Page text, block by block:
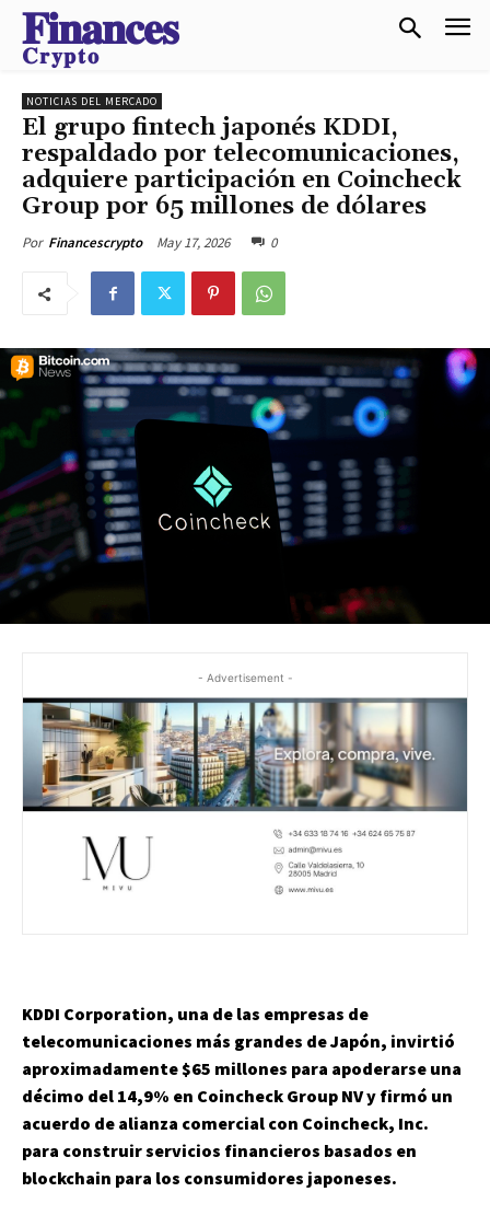
𝐅𝐢𝐧𝐚𝐧𝐜𝐞𝐬
𝐂𝐫𝐲𝐩𝐭𝐨
NOTICIAS DEL MERCADO
El grupo fintech japonés KDDI,
respaldado por telecomunicaciones,
adquiere participación en Coincheck
Group por 65 millones de dólares
Por Financescrypto May 17, 2026 0
- Advertisement -
KDDI Corporation, una de las empresas de
telecomunicaciones más grandes de Japón, invirtió
aproximadamente $65 millones para apoderarse una
décimo del 14,9% en Coincheck Group NV y firmó un
acuerdo de alianza comercial con Coincheck, Inc.
para construir servicios financieros basados ​​en
blockchain para los consumidores japoneses.